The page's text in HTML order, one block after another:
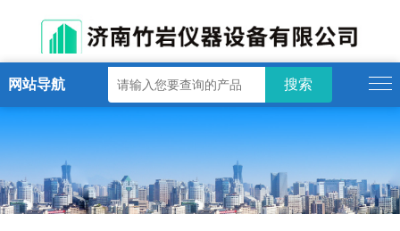
网站导航